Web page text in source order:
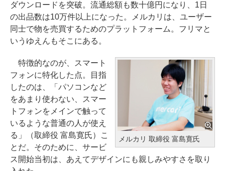
ダウンロードを突破。流通総額も数十億円になり、1日
の出品数は10万件以上になった。メルカリは、ユーザー
同士で物を売買するためのプラットフォーム。フリマと
いうゆえんもそこにある。
メルカリ 取締役 富島寛氏
特徴的なのが、スマート
フォンに特化した点。目指
したのは、「パソコンなど
をあまり使わない、スマー
トフォンをメインで触って
いるような普通の人が使え
る」（取締役 富島寛氏）こ
とだ。そのために、サービ
ス開始当初は、あえてデザインにも親しみやすさを取り